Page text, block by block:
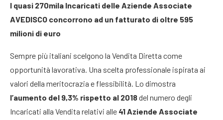
I quasi 270mila Incaricati delle Aziende Associate
AVEDISCO concorrono ad un fatturato di oltre 595
milioni di euro
Sempre più italiani scelgono la Vendita Diretta come
opportunità lavorativa. Una scelta professionale ispirata ai
valori della meritocrazia e flessibilità. Lo dimostra
l’aumento del 9,3% rispetto al 2018del numero degli
Incaricati alla Vendita relativi alle 41 Aziende Associate